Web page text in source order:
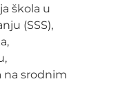
škola u
(SSS),
na srodnim